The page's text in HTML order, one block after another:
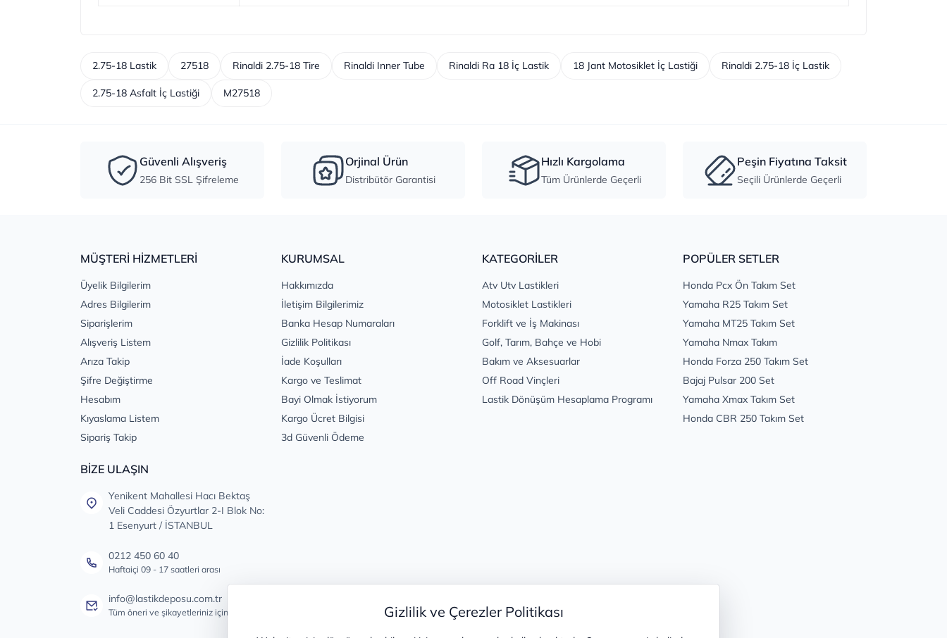
Gizlilik ve Çerezler Politikası
2.75-18 Lastik 27518 Rinaldi 2.75-18 Tire Rinaldi Inner Tube Rinaldi Ra 18 İç Lastik 18 Jant Motosiklet İç Lastiği Rinaldi 2.75-18 İç Lastik
2.75-18 Asfalt İç Lastiği M27518
Güvenli Alışveriş
256 Bit SSL Şifreleme
Orjinal Ürün
Distribütör Garantisi
Hızlı Kargolama
Tüm Ürünlerde Geçerli
Peşin Fiyatına Taksit
Seçili Ürünlerde Geçerli
MÜŞTERİ HİZMETLERİ
Üyelik Bilgilerim
Adres Bilgilerim
Siparişlerim
Alışveriş Listem
Arıza Takip
Şifre Değiştirme
Hesabım
Kıyaslama Listem
Sipariş Takip
KURUMSAL
Hakkımızda
İletişim Bilgilerimiz
Banka Hesap Numaraları
Gizlilik Politikası
İade Koşulları
Kargo ve Teslimat
Bayi Olmak İstiyorum
Kargo Ücret Bilgisi
3d Güvenli Ödeme
KATEGORİLER
Atv Utv Lastikleri
Motosiklet Lastikleri
Forklift ve İş Makinası
Golf, Tarım, Bahçe ve Hobi
Bakım ve Aksesuarlar
Off Road Vinçleri
Lastik Dönüşüm Hesaplama Programı
POPÜLER SETLER
Honda Pcx Ön Takım Set
Yamaha R25 Takım Set
Yamaha MT25 Takım Set
Yamaha Nmax Takım
Honda Forza 250 Takım Set
Bajaj Pulsar 200 Set
Yamaha Xmax Takım Set
Honda CBR 250 Takım Set
BİZE ULAŞIN
Yenikent Mahallesi Hacı Bektaş
Veli Caddesi Özyurtlar 2-I Blok No:
1 Esenyurt / İSTANBUL
0212 450 60 40
Haftaiçi 09 - 17 saatleri arası
info@lastikdeposu.com.tr
Tüm öneri ve şikayetleriniz için